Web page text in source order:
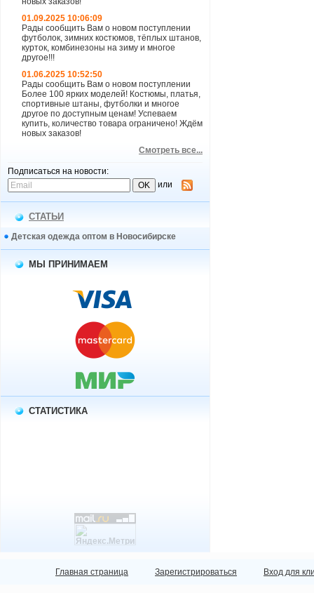
01.09.2025 10:06:09
Рады сообщить Вам о новом поступлении
футболок, зимних костюмов, тёплых штанов,
курток, комбинезоны на зиму и многое
другое!!!
01.06.2025 10:52:50
Рады сообщить Вам о новом поступлении
Более 100 ярких моделей! Костюмы, платья,
спортивные штаны, футболки и многое
другое по доступным ценам! Успеваем
купить, количество товара ограничено! Ждём
новых заказов!
Смотреть все...
Подписаться на новости:
или
СТАТЬИ
Детская одежда оптом в Новосибирске
МЫ ПРИНИМАЕМ
СТАТИСТИКА
Главная страница Зарегистрироваться Вход для